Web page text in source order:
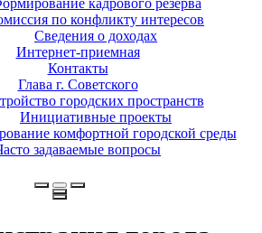
кадрового резерва
по конфликту интересов
Сведения о доходах
Интернет-приемная
Контакты
Глава г. Советского
городских пространств
Инициативные проекты
комфортной городской среды
задаваемые вопросы